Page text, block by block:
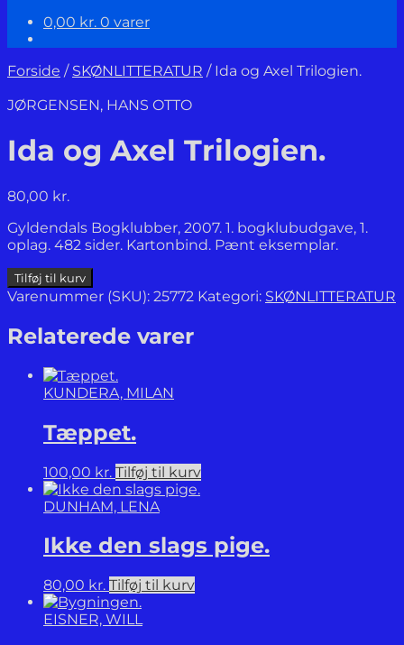
0,00 kr. 0 varer
Forside / SKØNLITTERATUR / Ida og Axel Trilogien.
JØRGENSEN, HANS OTTO
Ida og Axel Trilogien.
80,00 kr.
Gyldendals Bogklubber, 2007. 1. bogklubudgave, 1.
oplag. 482 sider. Kartonbind. Pænt eksemplar.
Ida
og
Trilogien.
antal
Tilføj til kurv
Varenummer (SKU): 25772 Kategori: SKØNLITTERATUR
Relaterede varer
KUNDERA, MILAN
Tæppet.
100,00 kr. Tilføj til kurv
DUNHAM, LENA
Ikke den slags pige.
80,00 kr. Tilføj til kurv
EISNER, WILL